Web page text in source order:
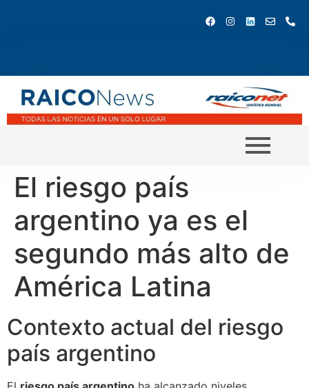
El riesgo país
argentino ya es el
segundo más alto de
América Latina
Contexto actual del riesgo
país argentino